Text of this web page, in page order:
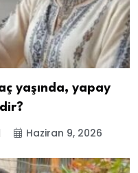
yaşında, yapay
Haziran 9, 2026